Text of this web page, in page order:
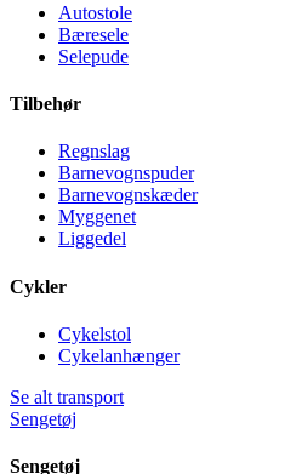
Autostole
Bæresele
Selepude
Tilbehør
Regnslag
Barnevognspuder
Barnevognskæder
Myggenet
Liggedel
Cykler
Cykelstol
Cykelanhænger
Se alt transport
Sengetøj
Sengetøj